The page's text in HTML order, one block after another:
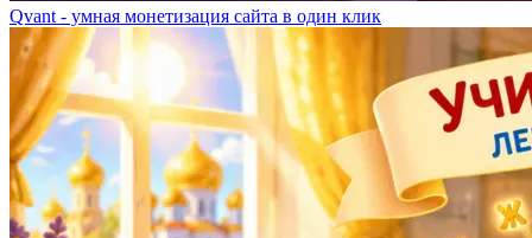
Qvant - умная монетизация сайта в один клик